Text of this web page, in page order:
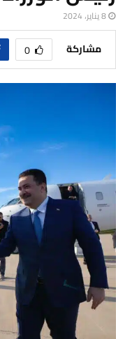
8 يناير، 2024
مشاركة 0